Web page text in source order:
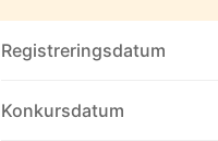
Registreringsdatum
Konkursdatum